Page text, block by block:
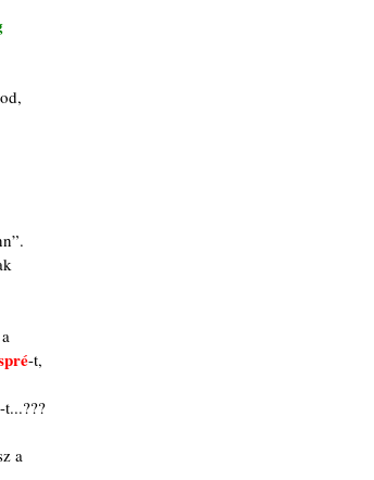
-t,
-t...???
a